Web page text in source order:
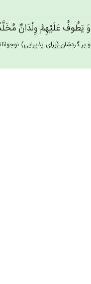
وَ يَطُوف‌ُ عَلَيْهِم‌ْ وِلْدَان‌ٌ
و بر گردشان (براى پذيرايى)